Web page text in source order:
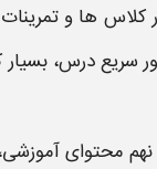
کلاس ها و
سریع درس، بسیار
محتوای